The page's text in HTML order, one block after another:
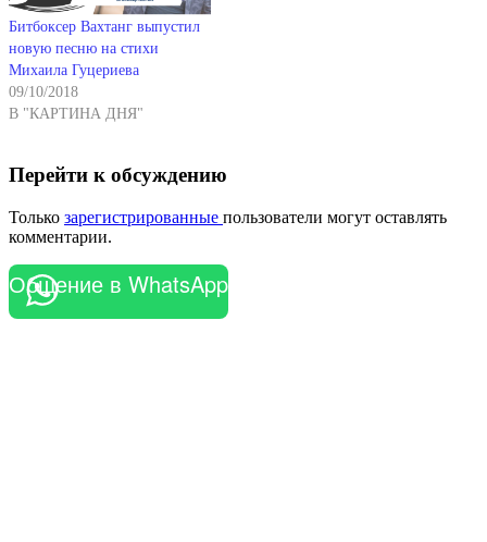
Битбоксер Вахтанг выпустил
новую песню на стихи
Михаила Гуцериева
09/10/2018
В "КАРТИНА ДНЯ"
Перейти к обсуждению
Только зарегистрированные пользователи могут оставлять
комментарии.
Общение в WhatsApp